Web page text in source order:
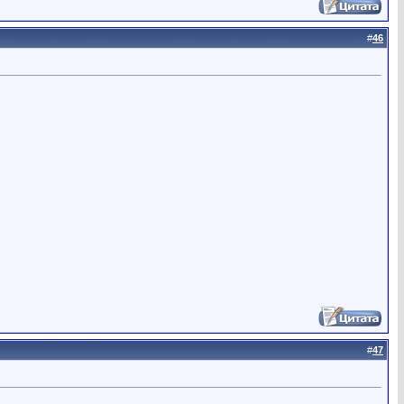
#46
#47